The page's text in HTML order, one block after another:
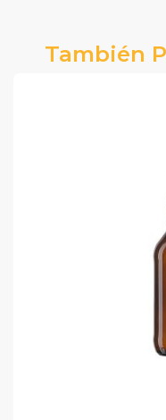
También